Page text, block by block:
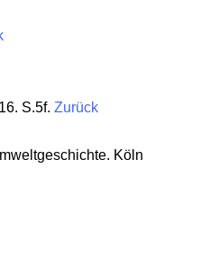
S.5f. Zurück
Köln